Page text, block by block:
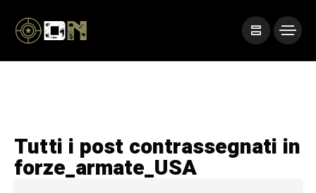
Tutti i post contrassegnati in
forze_armate_USA